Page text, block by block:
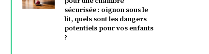
sécurisée : oignon sous le
lit, quels sont les dangers
potentiels pour vos enfants
?